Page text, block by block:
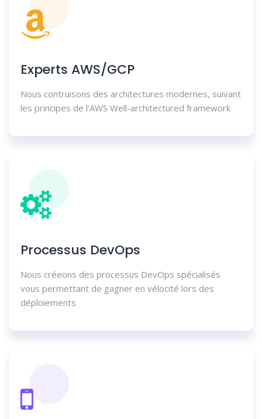
Experts AWS/GCP
Nous contruisons des architectures modernes, suivant
les principes de l’AWS Well-architectured framework
Processus DevOps
Nous créeons des processus DevOps spécialisés
vous permettant de gagner en vélocité lors des
déploiements